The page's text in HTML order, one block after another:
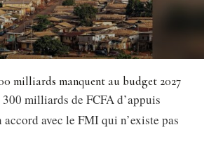
milliards manquent au budget 2027
milliards de FCFA d’appuis
avec le FMI qui n’existe pas